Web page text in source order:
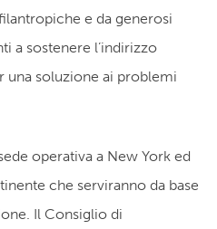
e da generosi
a sostenere l’indirizzo
una soluzione ai problemi
operativa a New York ed
che serviranno da base
Il Consiglio di